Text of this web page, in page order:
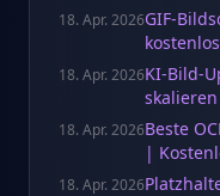
18. Apr. 2026GIF-
18. Apr. 2026KI-Bild-
skalieren
18. Apr. 2026Beste
|
18. Apr. 2026